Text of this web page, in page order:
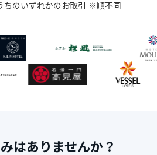
ちのいずれかのお取引 ※順不同
はありませんか？